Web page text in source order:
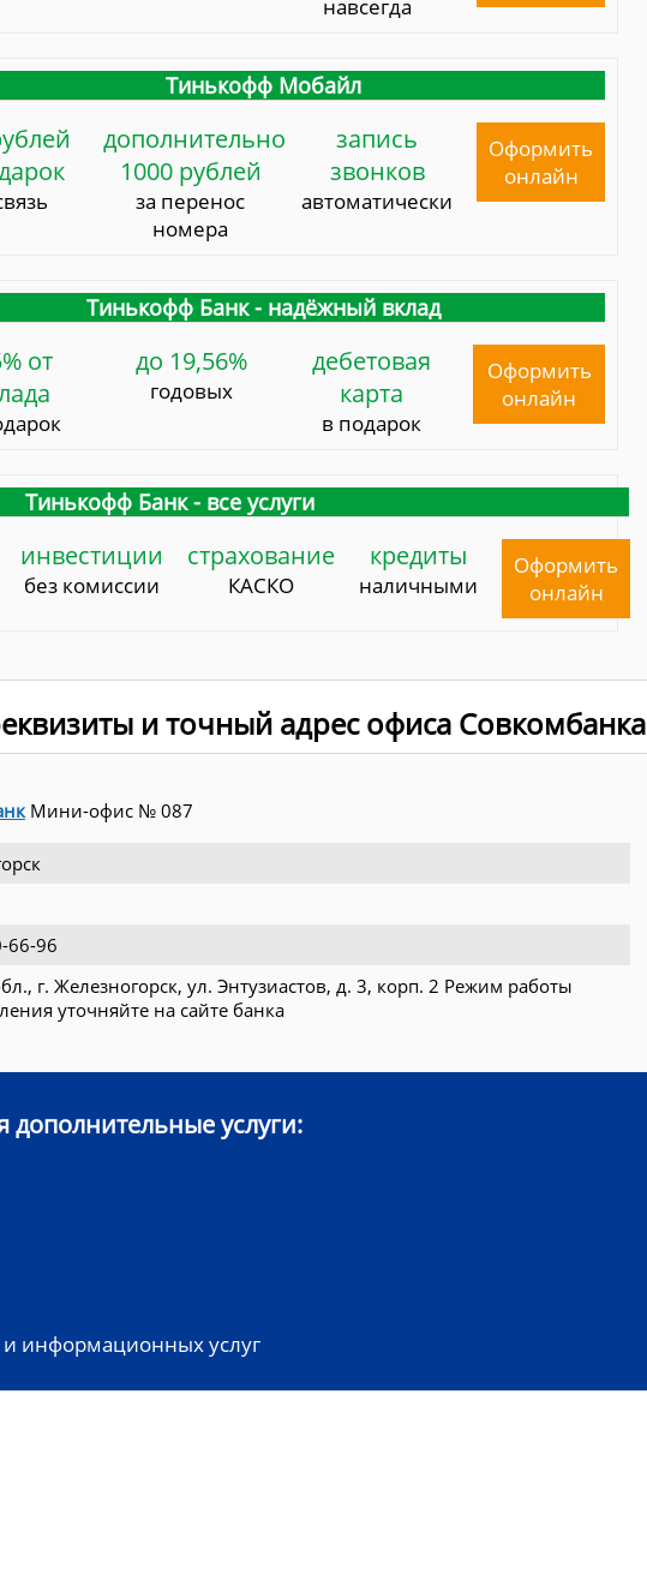
навсегда
Тинькофф Мобайл
дополнительно
1000 рублей
за перенос
номера
запись
звонков
автоматически
Оформить
онлайн
Тинькофф Банк - надёжный вклад
от
до 19,56%
годовых
дебетовая
карта
в подарок
Оформить
онлайн
Тинькофф Банк - все услуги
инвестиции
без комиссии
страхование
КАСКО
кредиты
наличными
Оформить
онлайн
и точный адрес офиса Совкомбанка
Мини-офис № 087
66-96
г. Железногорск, ул. Энтузиастов, д. 3, корп. 2 Режим работы
уточняйте на сайте банка
услуги:
информационных услуг